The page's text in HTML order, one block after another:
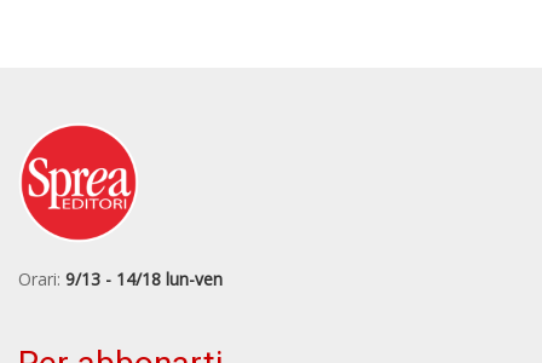
Orari: 9/13 - 14/18 lun-ven